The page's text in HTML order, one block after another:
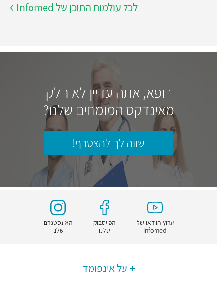
לכל עולמות התוכן של Infomed
רופא, אתה עדיין לא חלק
מאינדקס המומחים שלנו?
שווה לך להצטרף!
ערוץ הוידאו של
Infomed
הפייסבוק
שלנו
האינסטגרם
שלנו
על אינפומד